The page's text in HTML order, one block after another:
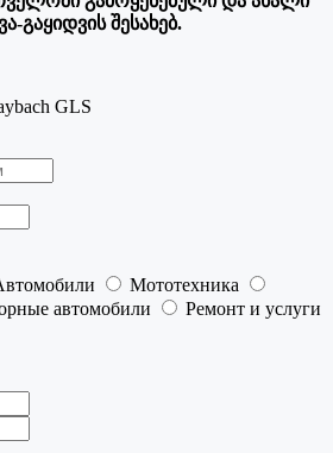
გაყიდვის შესახებ.
GLS
Мототехника
автомобили
Ремонт и услуги